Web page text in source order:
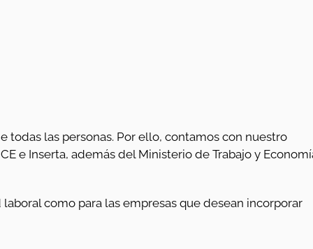
las personas. Por ello, contamos con nuestro
e Inserta, además del Ministerio de Trabajo y
como para las empresas que desean incorporar